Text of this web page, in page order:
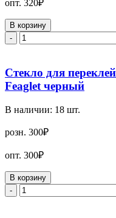
опт. 320₽
В корзину
-
Стекло для
Feaglet черный
В наличии: 18 шт.
розн. 300₽
опт. 300₽
В корзину
-